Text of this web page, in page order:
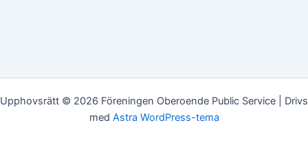
Upphovsrätt © 2026 Föreningen Oberoende Public Service | Drivs
med Astra WordPress-tema